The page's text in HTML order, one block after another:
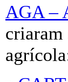
AGA –
criaram